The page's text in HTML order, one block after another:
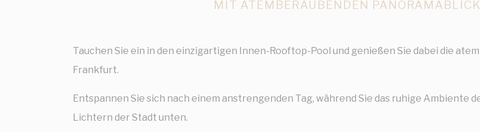
MIT ATEMBERAUBENDEN
Tauchen Sie ein in den einzigartigen Innen-Rooftop-Pool und genießen Sie dabei die
Frankfurt.
Entspannen Sie sich nach einem anstrengenden Tag, während Sie das ruhige Ambiente
Lichtern der Stadt unten.